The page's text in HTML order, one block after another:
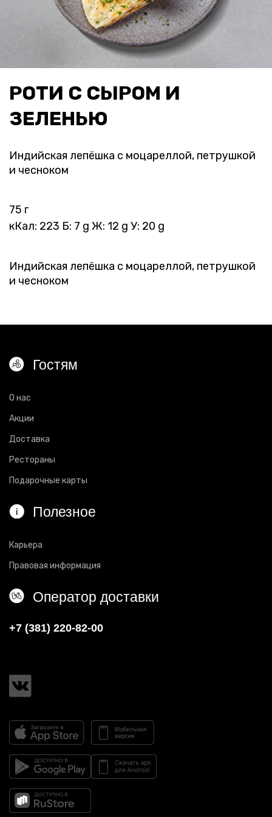
РОТИ С СЫРОМ И
ЗЕЛЕНЬЮ
Индийская лепёшка с моцареллой, петрушкой
и чесноком
75 г
кКал: 223 Б: 7 g Ж: 12 g У: 20 g
Индийская лепёшка с моцареллой, петрушкой
и чесноком
Гостям
О нас
Акции
Доставка
Рестораны
Подарочные карты
Полезное
Карьера
Правовая информация
Оператор доставки
+7 (381) 220-82-00